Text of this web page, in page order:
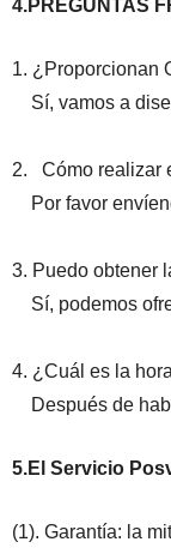
4.PREGUNTAS
1. ¿Proporcionan
Sí, vamos a
2. Cómo realizar
Por favor
3. Puedo obtener
Sí, podemos
4. ¿Cuál es la
Después de
5.El Servicio
(1). Garantía: la